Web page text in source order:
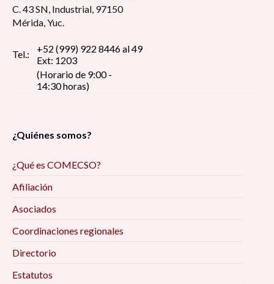
C. 43 SN, Industrial, 97150
Mérida, Yuc.
Tel.:
+52 (999) 922 8446 al 49
Ext: 1203
(Horario de 9:00 -
14:30 horas)
¿Quiénes somos?
¿Qué es COMECSO?
Afiliación
Asociados
Coordinaciones regionales
Directorio
Estatutos